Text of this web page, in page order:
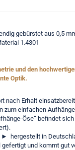
gebürstet aus 0,5
1.4301
und den
Optik.
nach Erhalt einsatzbereit
zum einfachen
Öse“ befindet
►
hergestellt in
und kommt gut